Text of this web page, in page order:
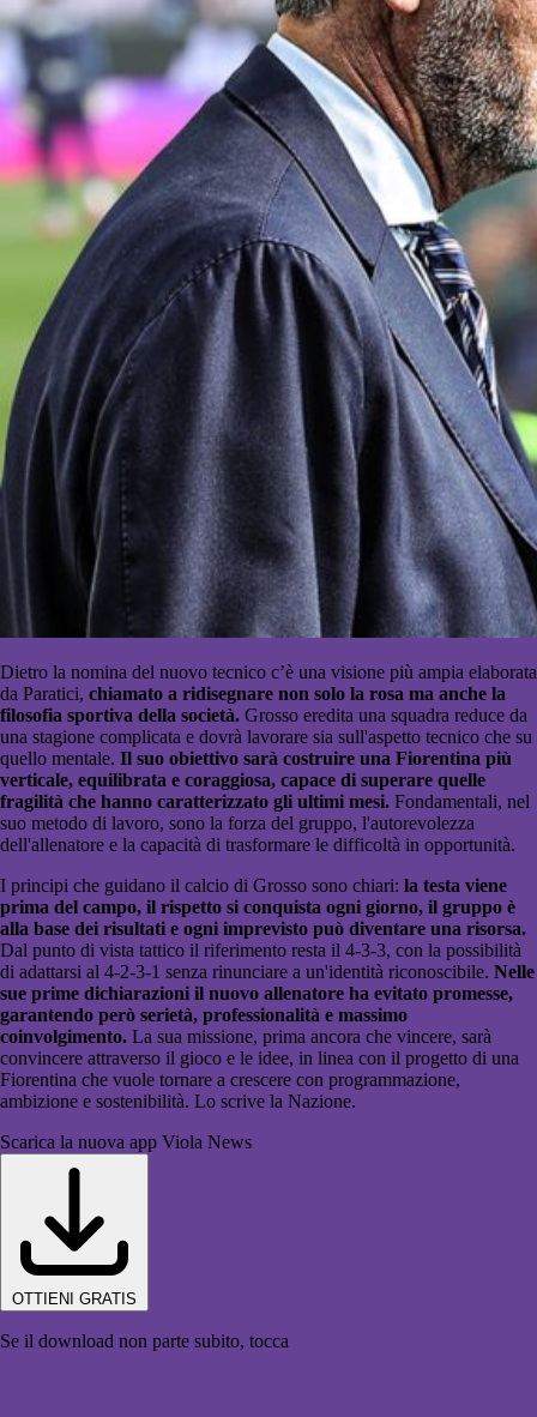
Dietro la nomina del nuovo tecnico c’è una visione più ampia elaborata
da Paratici, chiamato a ridisegnare non solo la rosa ma anche la
filosofia sportiva della società. Grosso eredita una squadra reduce da
una stagione complicata e dovrà lavorare sia sull'aspetto tecnico che su
quello mentale. Il suo obiettivo sarà costruire una Fiorentina più
verticale, equilibrata e coraggiosa, capace di superare quelle
fragilità che hanno caratterizzato gli ultimi mesi. Fondamentali, nel
suo metodo di lavoro, sono la forza del gruppo, l'autorevolezza
dell'allenatore e la capacità di trasformare le difficoltà in opportunità.
I principi che guidano il calcio di Grosso sono chiari: la testa viene
prima del campo, il rispetto si conquista ogni giorno, il gruppo è
alla base dei risultati e ogni imprevisto può diventare una risorsa.
Dal punto di vista tattico il riferimento resta il 4-3-3, con la possibilità
di adattarsi al 4-2-3-1 senza rinunciare a un'identità riconoscibile. Nelle
sue prime dichiarazioni il nuovo allenatore ha evitato promesse,
garantendo però serietà, professionalità e massimo
coinvolgimento. La sua missione, prima ancora che vincere, sarà
convincere attraverso il gioco e le idee, in linea con il progetto di una
Fiorentina che vuole tornare a crescere con programmazione,
ambizione e sostenibilità. Lo scrive la Nazione.
Scarica la nuova app Viola News
OTTIENI GRATIS
Se il download non parte subito, tocca